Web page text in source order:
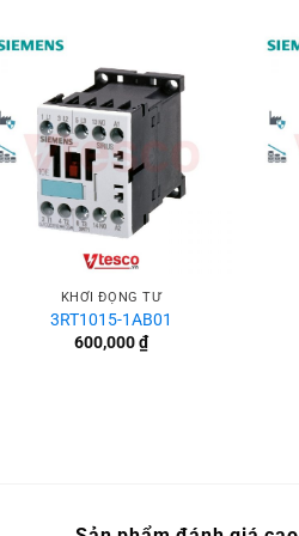
KHỞI ĐỘNG TỪ
3RT1015-1AB01
600,000₫